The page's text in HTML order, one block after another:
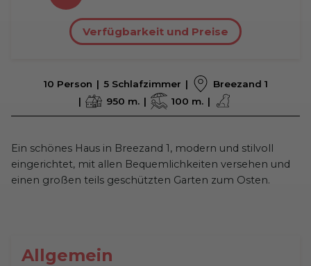
Verfügbarkeit und Preise
10 Person 5 Schlafzimmer
Breezand 1
950 m.
100 m.
Ein schönes Haus in Breezand 1, modern und stilvoll
eingerichtet, mit allen Bequemlichkeiten versehen und
einen großen teils geschützten Garten zum Osten.
Allgemein